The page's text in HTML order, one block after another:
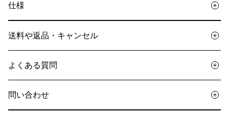
仕様
送料や返品・キャンセル
よくある質問
問い合わせ